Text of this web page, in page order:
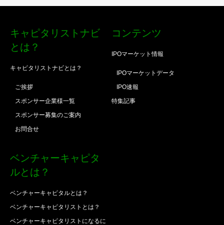
キャピタリストナビ
とは？
キャピタリストナビとは？
ご挨拶
スポンサー企業様一覧
スポンサー募集のご案内
お問合せ
コンテンツ
IPOマーケット情報
IPOマーケットデータ
IPO速報
特集記事
ベンチャーキャピタ
ルとは？
ベンチャーキャピタルとは？
ベンチャーキャピタリストとは？
ベンチャーキャピタリストになるに